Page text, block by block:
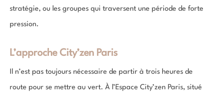
stratégie, ou les groupes qui traversent une période de forte
pression.
L’approche City’zen Paris
Il n’est pas toujours nécessaire de partir à trois heures de
route pour se mettre au vert. À l’Espace City’zen Paris, situé